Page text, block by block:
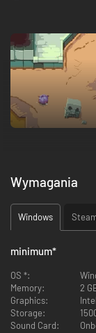
Sparkliteis an
land.
Gear up for
procedurally
Wymagania
Windows
minimum*
OS *:
Memory:
2
Graphics:
Storage:
Sound Card: